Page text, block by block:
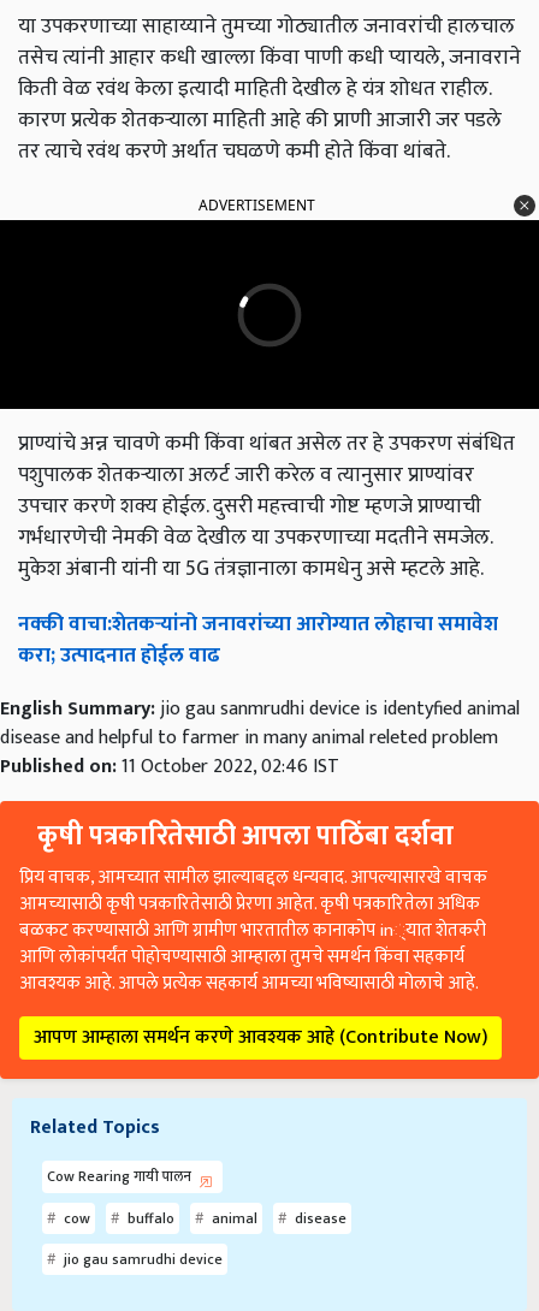
या उपकरणाच्या साहाय्याने तुमच्या गोठ्यातील जनावरांची हालचाल
तसेच त्यांनी आहार कधी खाल्ला किंवा पाणी कधी प्यायले, जनावराने
किती वेळ रवंथ केला इत्यादी माहिती देखील हे यंत्र शोधत राहील.
कारण प्रत्येक शेतकऱ्याला माहिती आहे की प्राणी आजारी जर पडले
तर त्याचे रवंथ करणे अर्थात चघळणे कमी होते किंवा थांबते.
ADVERTISEMENT
प्राण्यांचे अन्न चावणे कमी किंवा थांबत असेल तर हे उपकरण संबंधित
पशुपालक शेतकऱ्याला अलर्ट जारी करेल व त्यानुसार प्राण्यांवर
उपचार करणे शक्य होईल. दुसरी महत्त्वाची गोष्ट म्हणजे प्राण्याची
गर्भधारणेची नेमकी वेळ देखील या उपकरणाच्या मदतीने समजेल.
मुकेश अंबानी यांनी या 5G तंत्रज्ञानाला कामधेनु असे म्हटले आहे.
नक्कीवाचा:शेतकऱ्यांनोजनावरांच्याआरोग्यातलोहाचासमावेश
करा;उत्पादनातहोईलवाढ
English Summary:jio gau sanmrudhi device is identyfied animal
disease and helpful to farmer in many animal releted problem
Published on:11 October 2022, 02:46 IST
कृषी पत्रकारितेसाठी आपला पाठिंबा दर्शवा
प्रिय वाचक, आमच्यात सामील झाल्याबद्दल धन्यवाद. आपल्यासारखे वाचक
आमच्यासाठी कृषी पत्रकारितेसाठी प्रेरणा आहेत. कृषी पत्रकारितेला अधिक
बळकट करण्यासाठी आणि ग्रामीण भारतातील कानाकोप in्यात शेतकरी
आणि लोकांपर्यंत पोहोचण्यासाठी आम्हाला तुमचे समर्थन किंवा सहकार्य
आवश्यक आहे. आपले प्रत्येक सहकार्य आमच्या भविष्यासाठी मोलाचे आहे.
आपण आम्हाला समर्थन करणे आवश्यक आहे (Contribute Now)
Related Topics
Cow Rearing गायी पालन
cow
buffalo animal
disease
jio gau samrudhi device